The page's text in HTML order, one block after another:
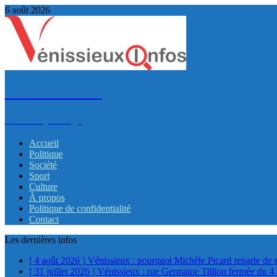
6 août 2026
Accueil
Politique
Société
Sport
Culture
À propos
Politique de confidentialité
Contact
Les dernières infos
[ 4 août 2026 ] Vénissieux : pourquoi Michèle Picard reparle de
[ 31 juillet 2026 ] Vénissieux : rue Germaine Tillion fermée du 4